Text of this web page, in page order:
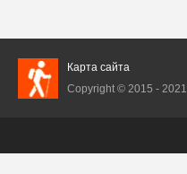
Карта сайта
Copyright © 2015 - 2021